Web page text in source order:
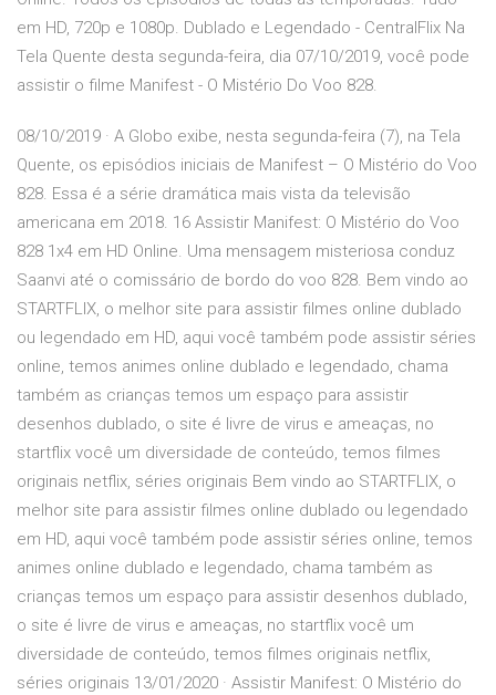
em HD, 720p e 1080p. Dublado e Legendado - CentralFlix Na
Tela Quente desta segunda-feira, dia 07/10/2019, você pode
assistir o filme Manifest - O Mistério Do Voo 828.
08/10/2019 · A Globo exibe, nesta segunda-feira (7), na Tela
Quente, os episódios iniciais de Manifest – O Mistério do Voo
828. Essa é a série dramática mais vista da televisão
americana em 2018. ️16 Assistir Manifest: O Mistério do Voo
828 1x4 em HD Online. Uma mensagem misteriosa conduz
Saanvi até o comissário de bordo do voo 828. Bem vindo ao
STARTFLIX, o melhor site para assistir filmes online dublado
ou legendado em HD, aqui você também pode assistir séries
online, temos animes online dublado e legendado, chama
também as crianças temos um espaço para assistir
desenhos dublado, o site é livre de virus e ameaças, no
startflix você um diversidade de conteúdo, temos filmes
originais netflix, séries originais Bem vindo ao STARTFLIX, o
melhor site para assistir filmes online dublado ou legendado
em HD, aqui você também pode assistir séries online, temos
animes online dublado e legendado, chama também as
crianças temos um espaço para assistir desenhos dublado,
o site é livre de virus e ameaças, no startflix você um
diversidade de conteúdo, temos filmes originais netflix,
séries originais 13/01/2020 · Assistir Manifest: O Mistério do